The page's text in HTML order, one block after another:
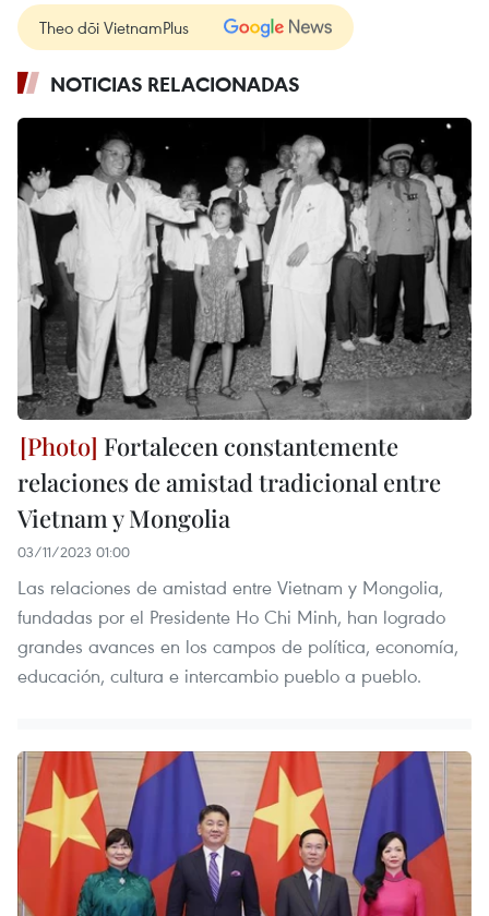
Theo dõi VietnamPlus
NOTICIAS RELACIONADAS
Fortalecen constantemente
relaciones de amistad tradicional entre
Vietnam y Mongolia
03/11/2023 01:00
Las relaciones de amistad entre Vietnam y Mongolia,
fundadas por el Presidente Ho Chi Minh, han logrado
grandes avances en los campos de política, economía,
educación, cultura e intercambio pueblo a pueblo.